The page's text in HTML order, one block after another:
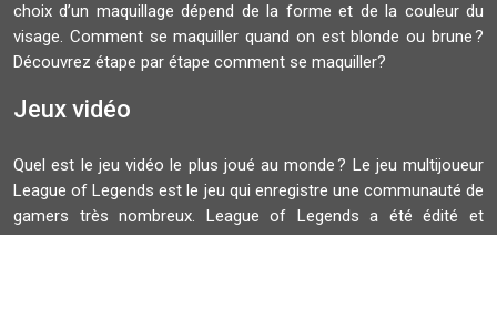
choix d’un maquillage dépend de la forme et de la couleur du
visage. Comment se maquiller quand on est blonde ou brune ?
Découvrez étape par étape comment se maquiller?
Jeux vidéo
Quel est le jeu vidéo le plus joué au monde ? Le jeu multijoueur
League of Legends est le jeu qui enregistre une communauté de
gamers très nombreux. League of Legends a été édité et
développé par Riot Games. La finale du Championnat du monde